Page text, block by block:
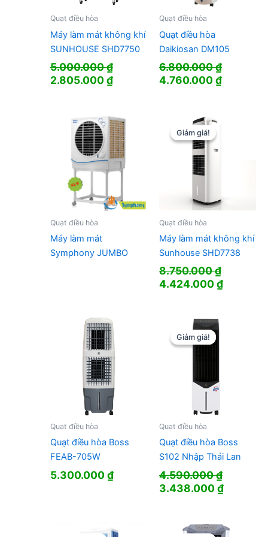
Quạt điều hòa
Máy làm mát không khí
SUNHOUSE SHD7750
5.000.000₫
Giá
5.000.000 ₫.
2.805.000₫Giá
là:
2.805.000 ₫.
Quạt điều hòa
Quạt điều hòa
Daikiosan DM105
6.800.000₫
Giá
6.800.000 ₫.
4.760.000₫Giá
Quạt điều hòa
Máy làm mát
Symphony JUMBO
Giảm giá!
Giảm giá!
Quạt điều hòa
Máy làm mát không khí
Sunhouse SHD7738
8.750.000₫
Giá
8.750.000 ₫.
4.424.000₫Giá
Quạt điều hòa
Quạt điều hòa Boss
FEAB-705W
5.300.000₫
Giảm giá!
Giảm giá!
Quạt điều hòa
Quạt điều hòa Boss
S102 Nhập Thái Lan
4.590.000₫
Giá
4.590.000 ₫.
3.438.000₫Giá
là: